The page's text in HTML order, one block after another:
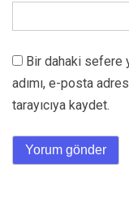
Bir dahaki sefere
adımı, e-posta
tarayıcıya kaydet.